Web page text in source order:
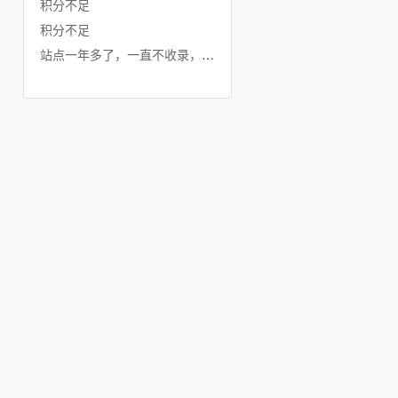
积分不足
积分不足
站点一年多了，一直不收录，是不是要放弃了